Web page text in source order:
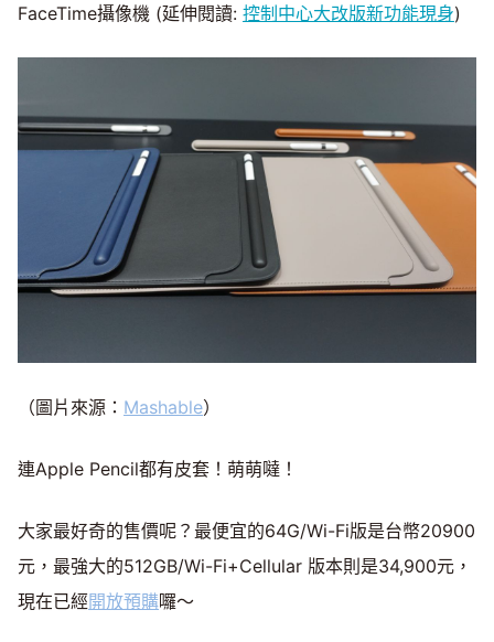
FaceTime攝像機 (延伸閱讀: 控制中心大改版新功能現身)
（圖片來源： Mashable）
連Apple Pencil都有皮套！萌萌噠！
大家最好奇的售價呢？最便宜的64G/Wi-Fi版是台幣20900
元，最強大的512GB/Wi-Fi+Cellular 版本則是34,900元，
現在已經開放預購囉～